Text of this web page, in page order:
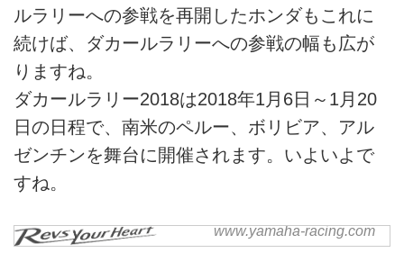
ルラリーへの参戦を再開したホンダもこれに
続けば、ダカールラリーへの参戦の幅も広が
りますね。
ダカールラリー2018は2018年1月6日～1月20
日の日程で、南米のペルー、ボリビア、アル
ゼンチンを舞台に開催されます。いよいよで
すね。
The Official Yamaha
www.yamaha-racing.com